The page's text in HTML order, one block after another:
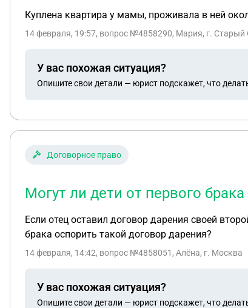
Куплена квартира у мамы, проживала в ней
14 февраля, 19:57, вопрос №4858290, Мария, г. Старый
У вас похожая ситуация?
Опишите свои детали — юрист подскажет, что
Договорное право
Могут ли дети от первого
Если отец оставил договор дарения своей
брака оспорить такой договор дарения?
14 февраля, 14:42, вопрос №4858051, Алёна, г. Москва
У вас похожая ситуация?
Опишите свои детали — юрист подскажет, что